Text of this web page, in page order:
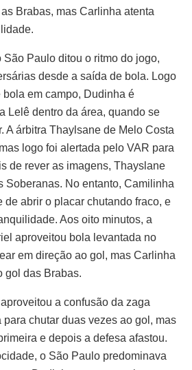
Brabas, mas Carlinha atenta
São Paulo ditou o ritmo do jogo,
desde a saída de bola. Logo
em campo, Dudinha é
Lelê dentro da área, quando se
A árbitra Thaylsane de Melo Costa
logo foi alertada pelo VAR para
de rever as imagens, Thayslane
Soberanas. No entanto, Camilinha
de abrir o placar chutando fraco, e
Aos oito minutos, a
aproveitou bola levantada no
em direção ao gol, mas Carlinha
gol das Brabas.
a confusão da zaga
chutar duas vezes ao gol, mas
e depois a defesa afastou.
o São Paulo predominava